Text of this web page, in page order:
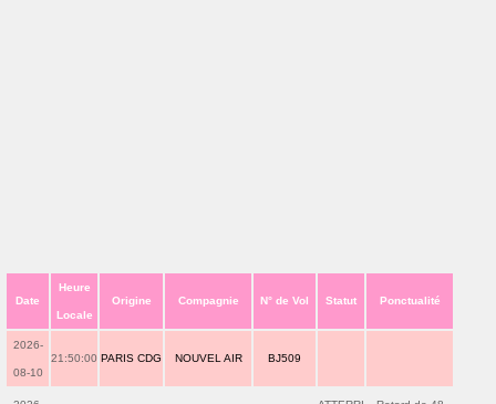
Date
Heure
Locale
Origine Compagnie N° de Vol Statut Ponctualité
2026-
08-10
21:50:00 PARIS CDG NOUVEL AIR BJ509